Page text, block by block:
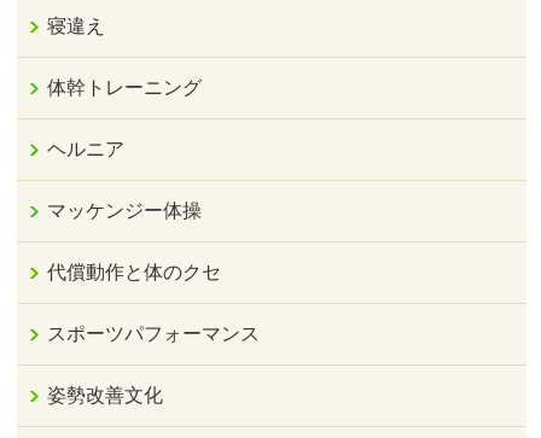
寝違え
体幹トレーニング
ヘルニア
マッケンジー体操
代償動作と体のクセ
スポーツパフォーマンス
姿勢改善文化